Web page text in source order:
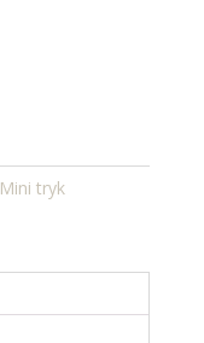
Mini tryk